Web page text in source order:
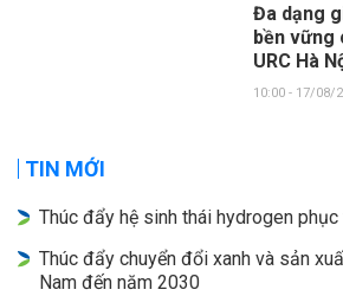
Đa dạng
bền vững
URC Hà
10:00 - 17/08/
TIN MỚI
Thúc đẩy hệ sinh thái hydrogen
Thúc đẩy chuyển đổi xanh và sản
Nam đến năm 2030